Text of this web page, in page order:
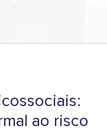
ao risco